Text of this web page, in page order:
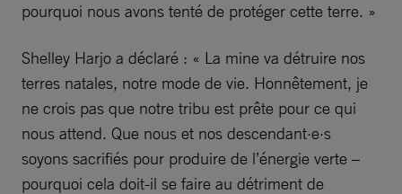
pourquoi nous avons tenté de protéger cette terre. »
Shelley Harjo a déclaré : « La mine va détruire nos
terres natales, notre mode de vie. Honnêtement, je
ne crois pas que notre tribu est prête pour ce qui
nous attend. Que nous et nos descendant·e·s
soyons sacrifiés pour produire de l’énergie verte –
pourquoi cela doit-il se faire au détriment de